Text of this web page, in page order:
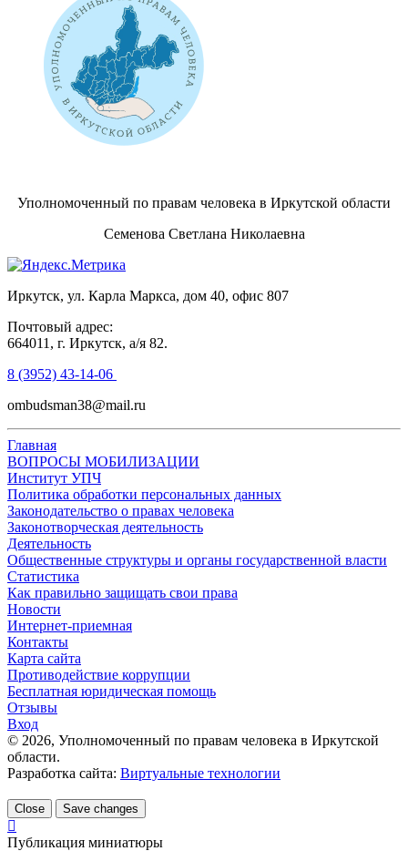
Уполномоченный по правам человека в Иркутской области
Семенова Светлана Николаевна
Иркутск, ул. Карла Маркса, дом 40, офис 807
Почтовый адрес:
664011, г. Иркутск, а/я 82.
8 (3952) 43-14-06
ombudsman38@mail.ru
Главная
ВОПРОСЫ МОБИЛИЗАЦИИ
Институт УПЧ
Политика обработки персональных данных
Законодательство о правах человека
Законотворческая деятельность
Деятельность
Общественные структуры и органы государственной власти
Статистика
Как правильно защищать свои права
Новости
Интернет-приемная
Контакты
Карта сайта
Противодействие коррупции
Бесплатная юридическая помощь
Отзывы
Вход
© 2026, Уполномоченный по правам человека в Иркутской
области.
Разработка сайта: Виртуальные технологии
Close Save changes
Публикация миниатюры